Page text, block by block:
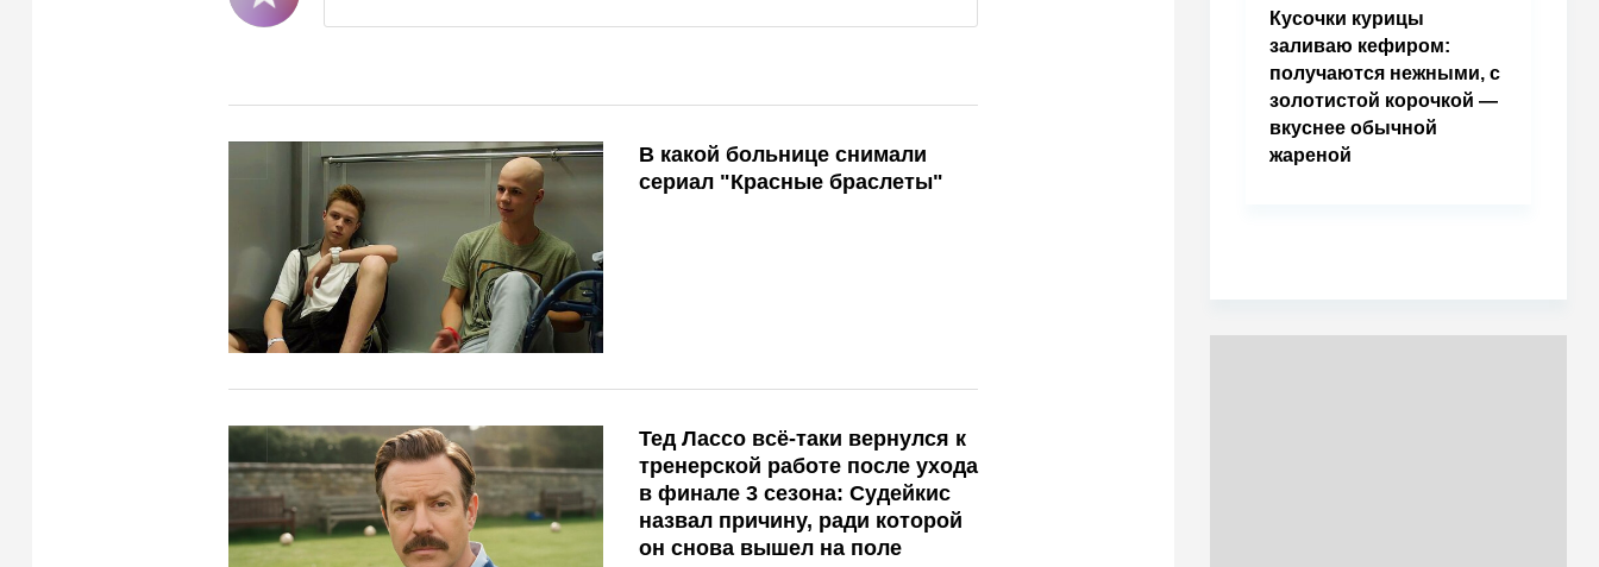
В какой больнице снимали
сериал "Красные браслеты"
Тед Лассо всё-таки вернулся к
тренерской работе после ухода
в финале 3 сезона: Судейкис
назвал причину, ради которой
он снова вышел на поле
Кусочки курицы
заливаю кефиром:
получаются нежными, с
золотистой корочкой —
вкуснее обычной
жареной